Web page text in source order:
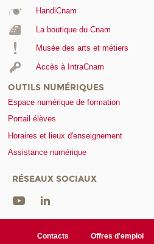
HandiCnam
La boutique du Cnam
Musée des arts et métiers
Accès à IntraCnam
OUTILS NUMÉRIQUES
Espace numérique de formation
Portail élèves
Horaires et lieux d'enseignement
Assistance numérique
RÉSEAUX SOCIAUX
Contacts Offres d'emploi